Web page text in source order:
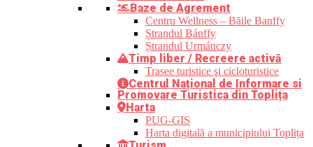
Baze de Agrement
Centru Wellness – Băile Banffy
Ștrandul Bánffy
Ștrandul Urmánczy
Timp liber / Recreere activă
Trasee turistice şi cicloturistice
Centrul Național de Informare si
Promovare Turistica din Toplița
Harta
PUG-GIS
Harta digitală a municipiului Toplița